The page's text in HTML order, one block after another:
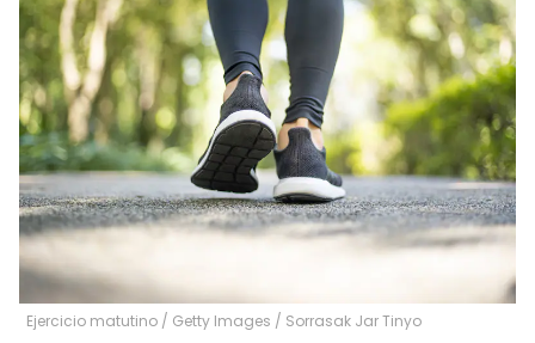
Ejercicio matutino / Getty Images / Sorrasak Jar Tinyo